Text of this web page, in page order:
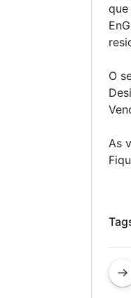
O
As